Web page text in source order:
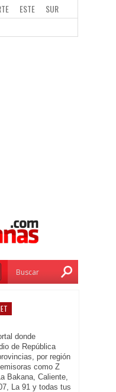
ESTE SUR
donde
de República
por región
como Z
Bakana, Caliente,
La 91 y todas tus